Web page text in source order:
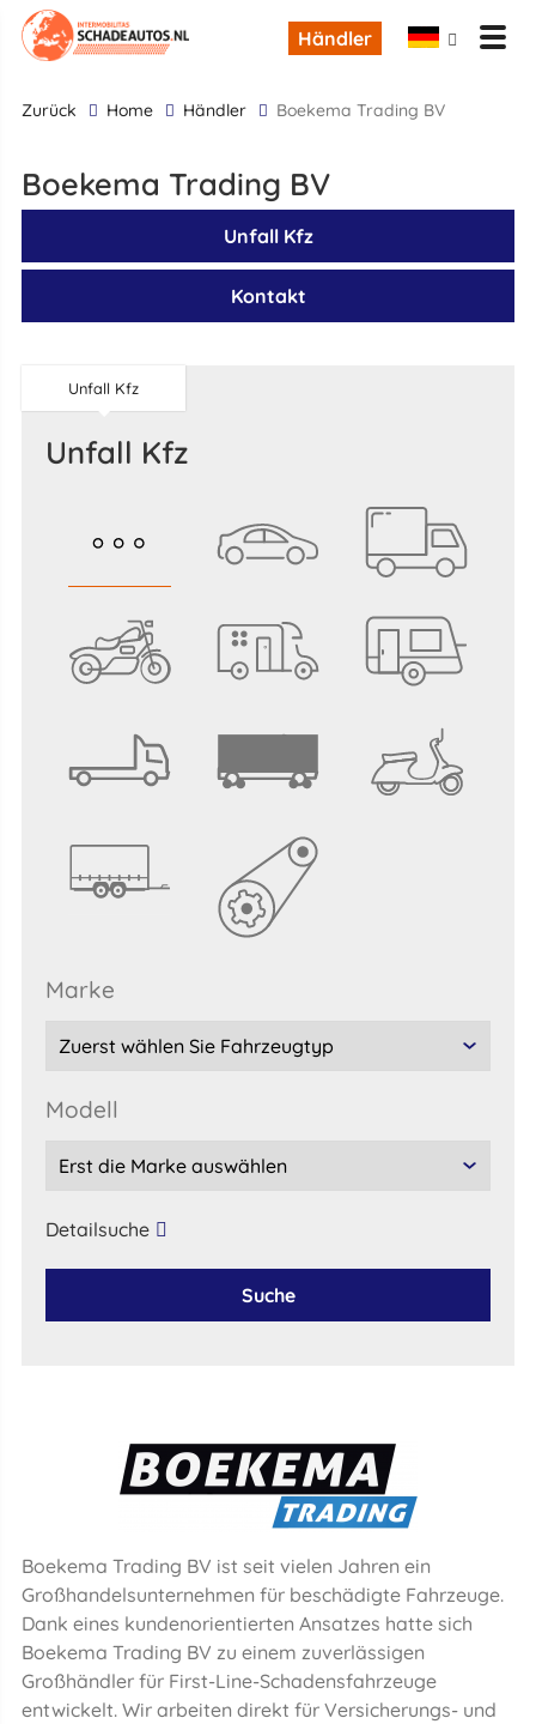
Händler
zurück Home Händler Boekema Trading BV
Boekema Trading BV
Unfall Kfz
Kontakt
Unfall Kfz
Unfall Kfz
marke
Modell
Detailsuche
Suche
Boekema Trading BV ist seit vielen Jahren ein
Großhandelsunternehmen für beschädigte Fahrzeuge.
Dank eines kundenorientierten Ansatzes hatte sich
Boekema Trading BV zu einem zuverlässigen
Großhändler für First-Line-Schadensfahrzeuge
entwickelt. Wir arbeiten direkt für Versicherungs- und